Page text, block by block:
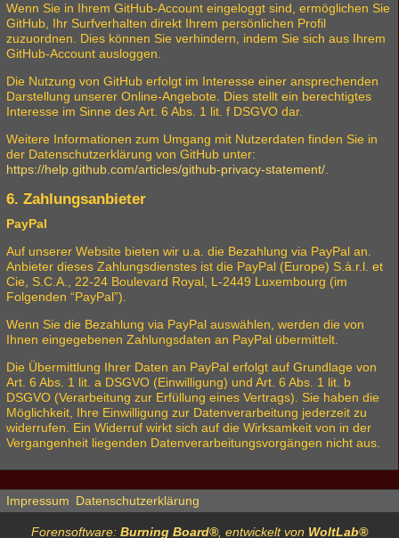
Wenn Sie in Ihrem GitHub-Account eingeloggt sind, ermöglichen Sie
GitHub, Ihr Surfverhalten direkt Ihrem persönlichen Profil
zuzuordnen. Dies können Sie verhindern, indem Sie sich aus Ihrem
GitHub-Account ausloggen.
Die Nutzung von GitHub erfolgt im Interesse einer ansprechenden
Darstellung unserer Online-Angebote. Dies stellt ein berechtigtes
Interesse im Sinne des Art. 6 Abs. 1 lit. f DSGVO dar.
Weitere Informationen zum Umgang mit Nutzerdaten finden Sie in
der Datenschutzerklärung von GitHub unter:
https://help.github.com/articles/github-privacy-statement/.
6. Zahlungsanbieter
PayPal
Auf unserer Website bieten wir u.a. die Bezahlung via PayPal an.
Anbieter dieses Zahlungsdienstes ist die PayPal (Europe) S.à.r.l. et
Cie, S.C.A., 22-24 Boulevard Royal, L-2449 Luxembourg (im
Folgenden “PayPal”).
Wenn Sie die Bezahlung via PayPal auswählen, werden die von
Ihnen eingegebenen Zahlungsdaten an PayPal übermittelt.
Die Übermittlung Ihrer Daten an PayPal erfolgt auf Grundlage von
Art. 6 Abs. 1 lit. a DSGVO (Einwilligung) und Art. 6 Abs. 1 lit. b
DSGVO (Verarbeitung zur Erfüllung eines Vertrags). Sie haben die
Möglichkeit, Ihre Einwilligung zur Datenverarbeitung jederzeit zu
widerrufen. Ein Widerruf wirkt sich auf die Wirksamkeit von in der
Vergangenheit liegenden Datenverarbeitungsvorgängen nicht aus.
Impressum Datenschutzerklärung
Forensoftware: Burning Board®, entwickelt von WoltLab®